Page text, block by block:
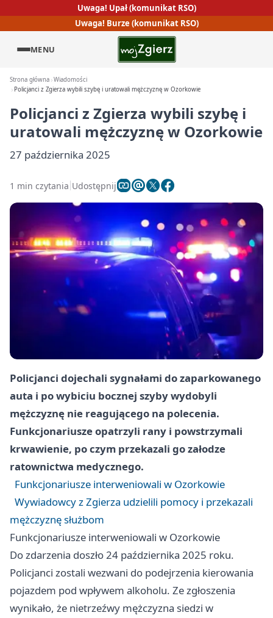
Uwaga! Upał (komunikat RSO)
Uwaga! Burze (komunikat RSO)
MENU
Strona główna Wiadomości
Policjanci z Zgierza wybili szybę i uratowali mężczyznę w Ozorkowie
Policjanci z Zgierza wybili szybę i
uratowali mężczyznę w Ozorkowie
27 października 2025
1 min czytania Udostępnij
Policjanci dojechali sygnałami do zaparkowanego
auta i po wybiciu bocznej szyby wydobyli
mężczyznę nie reagującego na polecenia.
Funkcjonariusze opatrzyli rany i powstrzymali
krwawienie, po czym przekazali go załodze
ratownictwa medycznego.
Funkcjonariusze interweniowali w Ozorkowie
Wywiadowcy z Zgierza udzielili pomocy i przekazali
mężczyznę służbom
Funkcjonariusze interweniowali w Ozorkowie
Do zdarzenia doszło 24 października 2025 roku.
Policjanci zostali wezwani do podejrzenia kierowania
pojazdem pod wpływem alkoholu. Ze zgłoszenia
wynikało, że nietrzeźwy mężczyzna siedzi w